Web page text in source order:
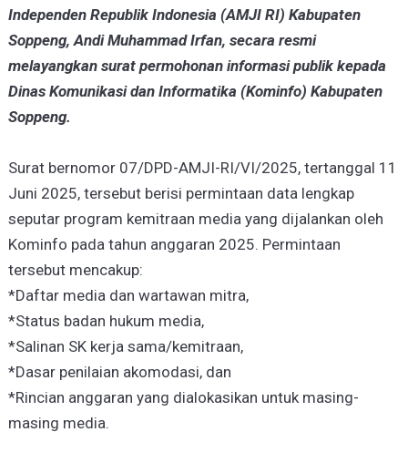
Independen Republik Indonesia (AMJI RI) Kabupaten
Soppeng, Andi Muhammad Irfan, secara resmi
melayangkan surat permohonan informasi publik kepada
Dinas Komunikasi dan Informatika (Kominfo) Kabupaten
Soppeng.
Surat bernomor 07/DPD-AMJI-RI/VI/2025, tertanggal 11
Juni 2025, tersebut berisi permintaan data lengkap
seputar program kemitraan media yang dijalankan oleh
Kominfo pada tahun anggaran 2025. Permintaan
tersebut mencakup:
*Daftar media dan wartawan mitra,
*Status badan hukum media,
*Salinan SK kerja sama/kemitraan,
*Dasar penilaian akomodasi, dan
*Rincian anggaran yang dialokasikan untuk masing-
masing media.